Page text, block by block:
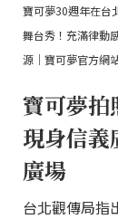
寶可夢30週年在台
舞台秀！充滿律動
源｜寶可夢官方網
寶可夢
現身信義
廣場
台北觀傳局指